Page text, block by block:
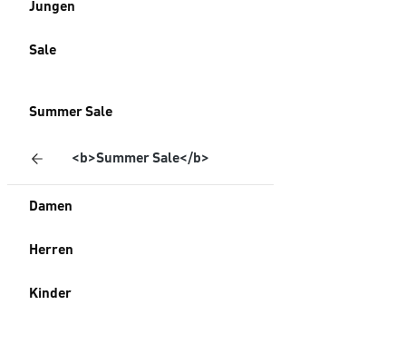
Jungen
Sale
Summer Sale
<b>Summer Sale</b>
Damen
Herren
Kinder